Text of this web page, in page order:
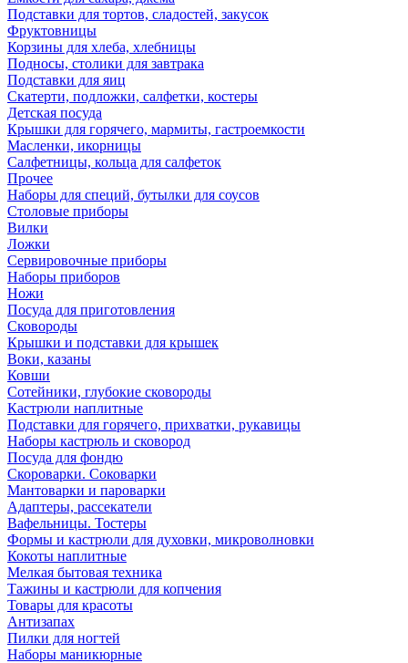
Подставки для тортов, сладостей, закусок
Фруктовницы
Корзины для хлеба, хлебницы
Подносы, столики для завтрака
Подставки для яиц
Скатерти, подложки, салфетки, костеры
Детская посуда
Крышки для горячего, мармиты, гастроемкости
Масленки, икорницы
Салфетницы, кольца для салфеток
Прочее
Наборы для специй, бутылки для соусов
Столовые приборы
Вилки
Ложки
Сервировочные приборы
Наборы приборов
Ножи
Посуда для приготовления
Сковороды
Крышки и подставки для крышек
Воки, казаны
Ковши
Сотейники, глубокие сковороды
Кастрюли наплитные
Подставки для горячего, прихватки, рукавицы
Наборы кастрюль и сковород
Посуда для фондю
Скороварки. Соковарки
Мантоварки и пароварки
Адаптеры, рассекатели
Вафельницы. Тостеры
Формы и кастрюли для духовки, микроволновки
Кокоты наплитные
Мелкая бытовая техника
Тажины и кастрюли для копчения
Товары для красоты
Антизапах
Пилки для ногтей
Наборы маникюрные